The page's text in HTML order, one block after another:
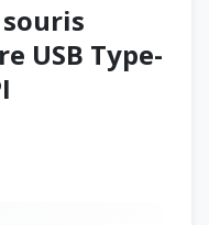
souris
USB Type-